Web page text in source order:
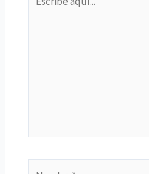
aquí...